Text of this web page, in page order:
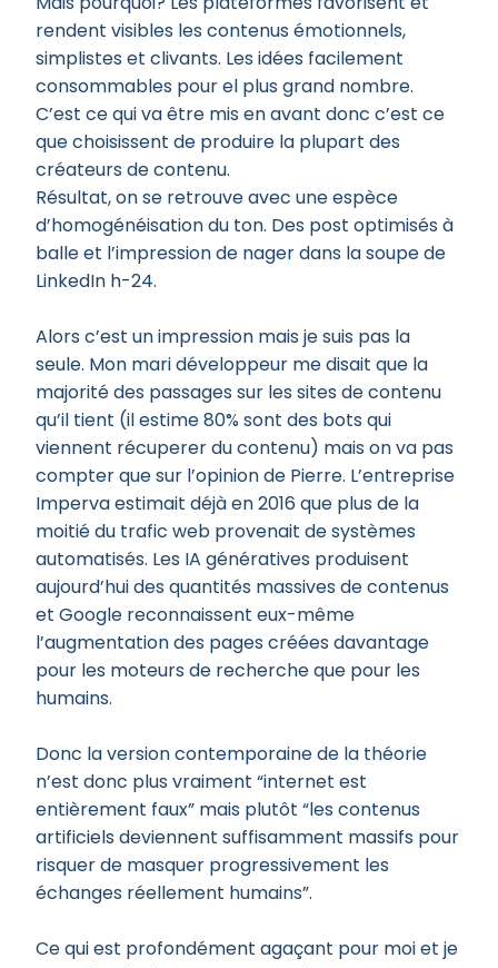
rendent visibles les contenus émotionnels,
simplistes et clivants. Les idées facilement
consommables pour el plus grand nombre.
C’est ce qui va être mis en avant donc c’est ce
que choisissent de produire la plupart des
créateurs de contenu.
Résultat, on se retrouve avec une espèce
d’homogénéisation du ton. Des post optimisés à
balle et l’impression de nager dans la soupe de
LinkedIn h-24.
Alors c’est un impression mais je suis pas la
seule. Mon mari développeur me disait que la
majorité des passages sur les sites de contenu
qu’il tient (il estime 80% sont des bots qui
viennent récuperer du contenu) mais on va pas
compter que sur l’opinion de Pierre. L’entreprise
Imperva estimait déjà en 2016 que plus de la
moitié du trafic web provenait de systèmes
automatisés. Les IA génératives produisent
aujourd’hui des quantités massives de contenus
et Google reconnaissent eux-même
l’augmentation des pages créées davantage
pour les moteurs de recherche que pour les
humains.
Donc la version contemporaine de la théorie
n’est donc plus vraiment “internet est
entièrement faux” mais plutôt “les contenus
artificiels deviennent suffisamment massifs pour
risquer de masquer progressivement les
échanges réellement humains”.
Ce qui est profondément agaçant pour moi et je